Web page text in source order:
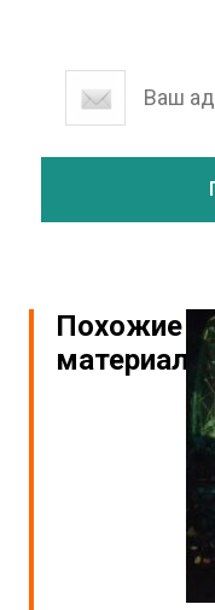
Похожие
материалы